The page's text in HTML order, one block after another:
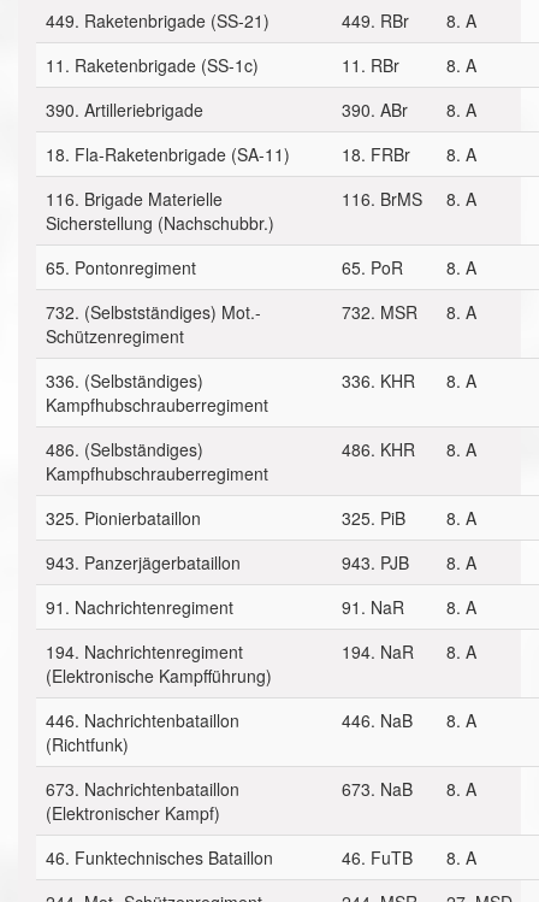
449. Raketenbrigade (SS-21)
449. RBr
8. A
11. Raketenbrigade (SS-1c)
11. RBr
8. A
390. Artilleriebrigade
390. ABr
8. A
18. Fla-Raketenbrigade (SA-11)
18. FRBr
8. A
116. Brigade Materielle
Sicherstellung (Nachschubbr.)
116. BrMS 8. A
65. Pontonregiment 65. PoR
8. A
732. (Selbstständiges) Mot.-
Schützenregiment
732. MSR 8. A
336. (Selbständiges)
Kampfhubschrauberregiment
336. KHR 8. A
486. (Selbständiges)
Kampfhubschrauberregiment
486. KHR 8. A
325. Pionierbataillon 325. PiB
8. A
943. Panzerjägerbataillon
943. PJB
8. A
91. Nachrichtenregiment
91. NaR
8. A
194. Nachrichtenregiment
(Elektronische Kampfführung)
194. NaR 8. A
446. Nachrichtenbataillon
(Richtfunk)
446. NaB 8. A
673. Nachrichtenbataillon
(Elektronischer Kampf)
673. NaB 8. A
46. Funktechnisches Bataillon 46. FuTB
8. A